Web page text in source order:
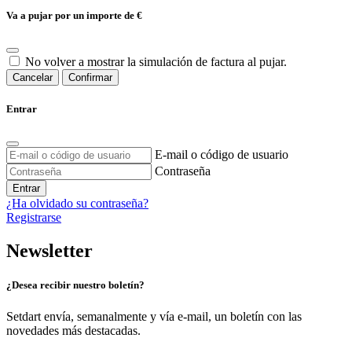
Va a pujar por un importe de €
No volver a mostrar la simulación de factura al pujar.
Cancelar Confirmar
Entrar
E-mail o código de usuario
Contraseña
Entrar
¿Ha olvidado su contraseña?
Registrarse
Newsletter
¿Desea recibir nuestro boletín?
Setdart envía, semanalmente y vía e-mail, un boletín con las
novedades más destacadas.